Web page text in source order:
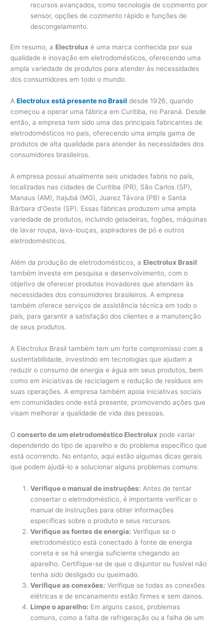
recursos avançados, como tecnologia de cozimento por
sensor, opções de cozimento rápido e funções de
descongelamento.
Em resumo, a Electrolux é uma marca conhecida por sua
qualidade e inovação em eletrodomésticos, oferecendo uma
ampla variedade de produtos para atender às necessidades
dos consumidores em todo o mundo.
AElectrolux está presente no Brasil desde 1926, quando
começou a operar uma fábrica em Curitiba, no Paraná. Desde
então, a empresa tem sido uma das principais fabricantes de
eletrodomésticos no país, oferecendo uma ampla gama de
produtos de alta qualidade para atender às necessidades dos
consumidores brasileiros.
A empresa possui atualmente seis unidades fabris no país,
localizadas nas cidades de Curitiba (PR), São Carlos (SP),
Manaus (AM), Itajubá (MG), Juarez Távora (PB) e Santa
Bárbara d’Oeste (SP). Essas fábricas produzem uma ampla
variedade de produtos, incluindo geladeiras, fogões, máquinas
de lavar roupa, lava-louças, aspiradores de pó e outros
eletrodomésticos.
Além da produção de eletrodomésticos, a Electrolux Brasil
também investe em pesquisa e desenvolvimento, com o
objetivo de oferecer produtos inovadores que atendam às
necessidades dos consumidores brasileiros. A empresa
também oferece serviços de assistência técnica em todo o
país, para garantir a satisfação dos clientes e a manutenção
de seus produtos.
A Electrolux Brasil também tem um forte compromisso com a
sustentabilidade, investindo em tecnologias que ajudam a
reduzir o consumo de energia e água em seus produtos, bem
como em iniciativas de reciclagem e redução de resíduos em
suas operações. A empresa também apoia iniciativas sociais
em comunidades onde está presente, promovendo ações que
visam melhorar a qualidade de vida das pessoas.
Oconserto de um eletrodoméstico Electrolux pode variar
dependendo do tipo de aparelho e do problema específico que
está ocorrendo. No entanto, aqui estão algumas dicas gerais
que podem ajudá-lo a solucionar alguns problemas comuns:
Verifique o manual de instruções: Antes de tentar
consertar o eletrodoméstico, é importante verificar o
manual de instruções para obter informações
específicas sobre o produto e seus recursos.
Verifique as fontes de energia: Verifique se o
eletrodoméstico está conectado à fonte de energia
correta e se há energia suficiente chegando ao
aparelho. Certifique-se de que o disjuntor ou fusível não
tenha sido desligado ou queimado.
Verifique as conexões: Verifique se todas as conexões
elétricas e de encanamento estão firmes e sem danos.
Limpe o aparelho: Em alguns casos, problemas
comuns, como a falta de refrigeração ou a falha de um